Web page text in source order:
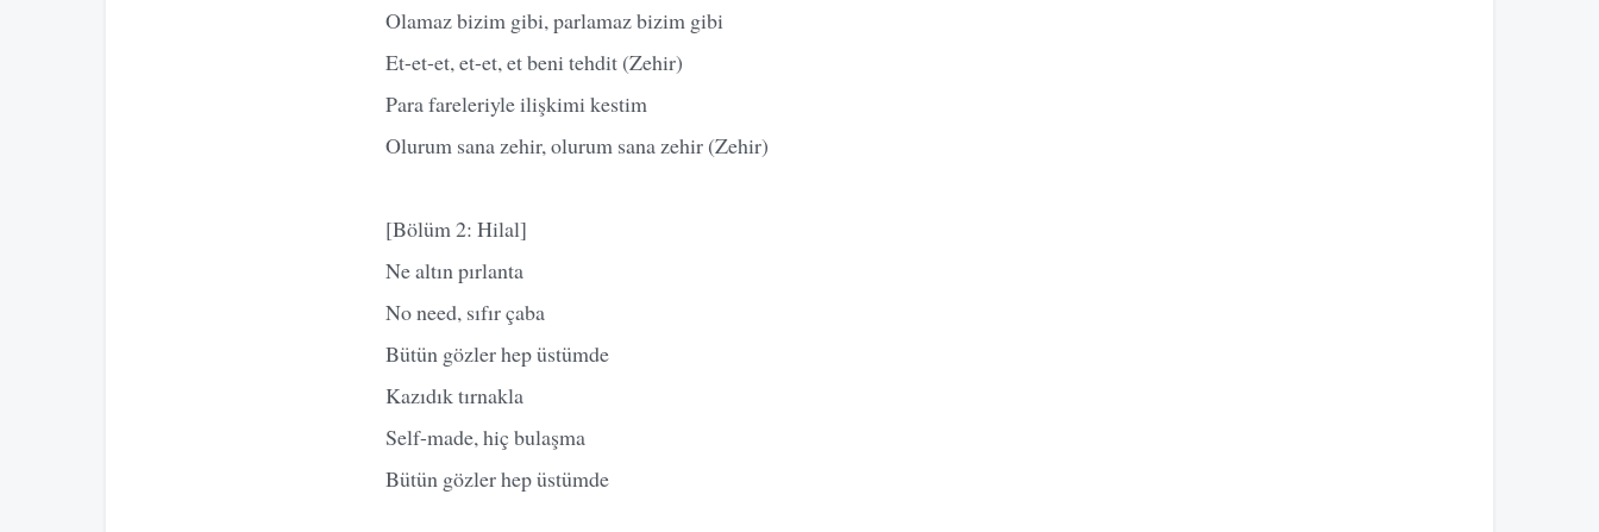
Olamaz bizim gibi, parlamaz bizim gibi
Et-et-et, et-et, et beni tehdit (Zehir)
Para fareleriyle ilişkimi kestim
Olurum sana zehir, olurum sana zehir (Zehir)
[Bölüm 2: Hilal]
Ne altın pırlanta
No need, sıfır çaba
Bütün gözler hep üstümde
Kazıdık tırnakla
Self-made, hiç bulaşma
Bütün gözler hep üstümde